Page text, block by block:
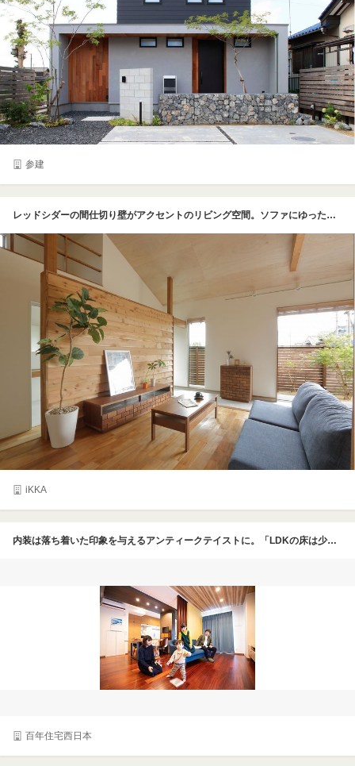
参建
レッドシダーの間仕切り壁がアクセントのリビング空間。ソファにゆったり座りながら、庭の木々を眺め心地よく過ごせる
iKKA
内装は落ち着いた印象を与えるアンティークテイストに。「LDKの床は少し赤味のある床にしたので、これから年月が経つにつれて色合いが変化していくのが楽しみです」。これから家具や小物を揃えていって、さらにお気に入りの空間になっていく
百年住宅西日本